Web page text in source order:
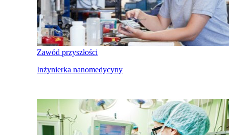
Zawód przyszłości
Inżynierka nanomedycyny